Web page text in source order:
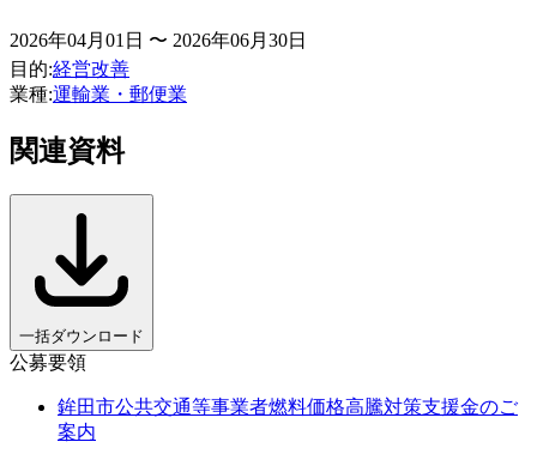
2026年04月01日 〜 2026年06月30日
目的:経営改善
業種:運輸業・郵便業
関連資料
一括ダウンロード
公募要領
鉾田市公共交通等事業者燃料価格高騰対策支援金のご
案内